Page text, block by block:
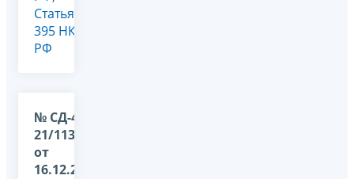
Статья
395 НК
РФ
№ СД-4-
21/11338@
от
16.12.2025